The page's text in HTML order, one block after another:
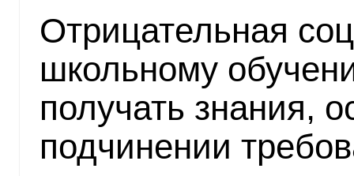
Отрицательная
школьному
получать знания,
подчинении